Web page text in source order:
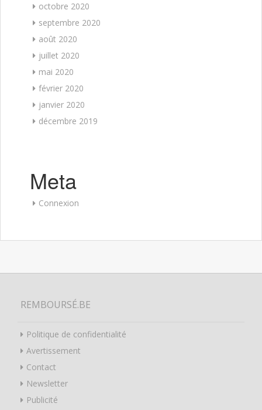
octobre 2020
septembre 2020
août 2020
juillet 2020
mai 2020
février 2020
janvier 2020
décembre 2019
Meta
Connexion
REMBOURSÉ.BE
Politique de confidentialité
Avertissement
Contact
Newsletter
Publicité